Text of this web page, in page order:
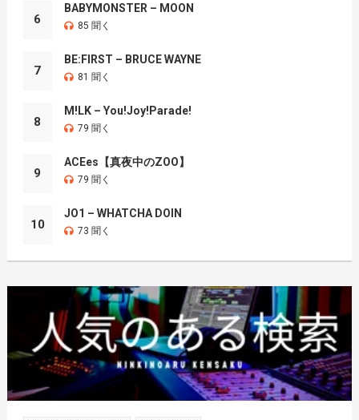
6
BABYMONSTER – MOON
85 聞く
7
BE:FIRST – BRUCE WAYNE
81 聞く
8
M!LK – You!Joy!Parade!
79 聞く
9
ACEes【真夜中のZOO】
79 聞く
10
JO1 – WHATCHA DOIN
73 聞く